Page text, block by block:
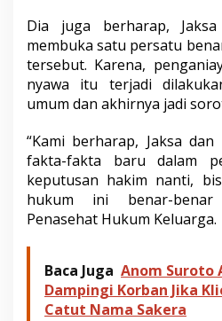
g
Dia juga berharap,
membuka satu persatu
tersebut. Karena,
nyawa itu terjadi
umum dan akhirnya jadi
“Kami berharap, Jaksa
fakta-fakta baru dalam
keputusan hakim nanti,
hukum ini benar-benar
Penasehat Hukum Keluarga.
Baca Juga Anom Suroto
Dampingi Korban Jika
Catut Nama Sakera